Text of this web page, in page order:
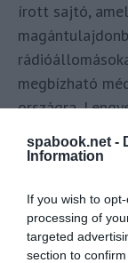
spabook.net -
Information
If you wish to
processing of
targeted
section to
írott sajtó,
megbízható
országra,
említés jelen
botrány
hírforrásoktól,
közösségi
csoportokat